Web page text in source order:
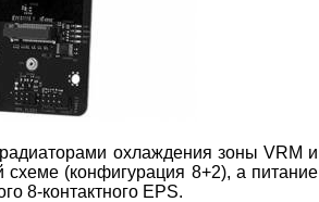
охлаждения зоны VRM и
(конфигурация 8+2), а питание
8-контактного EPS.